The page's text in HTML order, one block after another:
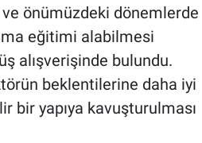
önümüzdeki dönemlerde
eğitimi alabilmesi
alışverişinde bulundu.
beklentilerine daha iyi
bir yapıya kavuşturulması